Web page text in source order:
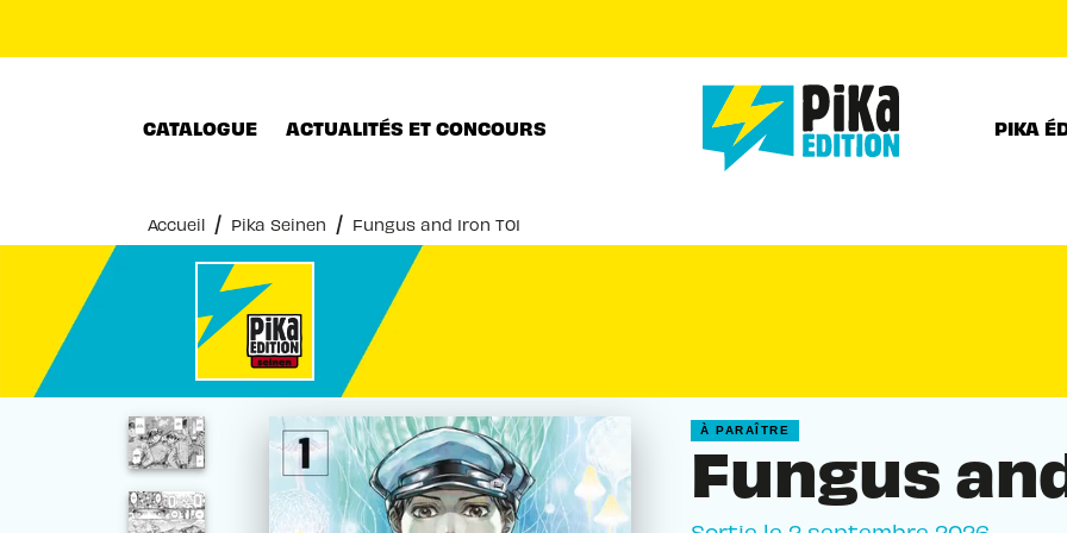
CATALOGUE ACTUALITÉS ET CONCOURS PIKA
Accueil / Pika Seinen / Fungus and Iron T01
À PARAÎTRE
Fungus